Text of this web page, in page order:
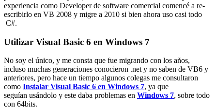
experiencia como Developer de software comercial comencé a re-
escribirlo en VB 2008 y migre a 2010 si bien ahora uso casi todo
C#.
Utilizar Visual Basic 6 en Windows 7
No soy el único, y me consta que fue migrando con los años,
incluso muchas generaciones conocieron .net y no saben de VB6 y
anteriores, pero hace un tiempo algunos colegas me consultaron
como Instalar Visual Basic 6 en Windows 7, ya que
seguían usándolo y este daba problemas en Windows 7, sobre todo
con 64bits.